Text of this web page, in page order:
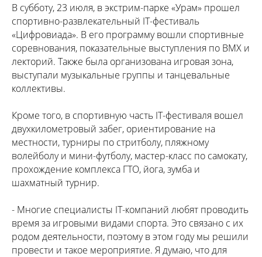
В субботу, 23 июля, в экстрим-парке «Урам» прошел
спортивно-развлекательный IT-фестиваль
«Цифровиада». В его программу вошли спортивные
соревнования, показательные выступления по BMX и
лекторий. Также была организована игровая зона,
выступали музыкальные группы и танцевальные
коллективы.
Кроме того, в спортивную часть IT-фестиваля вошел
двухкилометровый забег, ориентирование на
местности, турниры по стритболу, пляжному
волейболу и мини-футболу, мастер-класс по самокату,
прохождение комплекса ГТО, йога, зумба и
шахматный турнир.
- Многие специалисты IT-компаний любят проводить
время за игровыми видами спорта. Это связано с их
родом деятельности, поэтому в этом году мы решили
провести и такое мероприятие. Я думаю, что для